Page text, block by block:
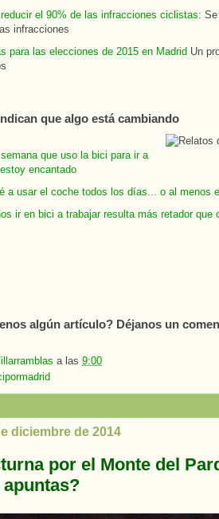
reducir el 90% de las infracciones ciclistas:
infracciones
para las elecciones de 2015 en Madrid Un
que algo está cambiando
que uso la bici para ir a
encantado
a usar el coche todos los días... o al menos
ir en bici a trabajar resulta más retador que
algún artículo? Déjanos un
a las 9:00
diciembre de 2014
por el Monte del
apuntas?